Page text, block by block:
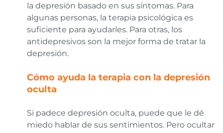
la depresión basado en sus síntomas. Para
algunas personas, la terapia psicológica es
suficiente para ayudarles. Para otras, los
antidepresivos son la mejor forma de tratar la
depresión.
Cómo ayuda la terapia con la depresión
oculta
Si padece depresión oculta, puede que le dé
miedo hablar de sus sentimientos. Pero ocultar